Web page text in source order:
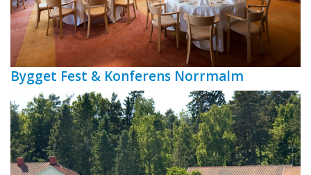
Bygget Fest & Konferens Norrmalm